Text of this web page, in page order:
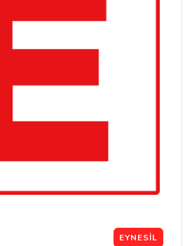
EYNESIL